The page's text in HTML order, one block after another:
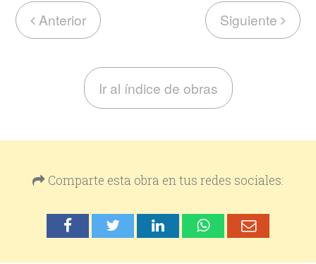
Anterior Siguiente
Ir al índice de obras
Comparte esta obra en tus redes sociales: